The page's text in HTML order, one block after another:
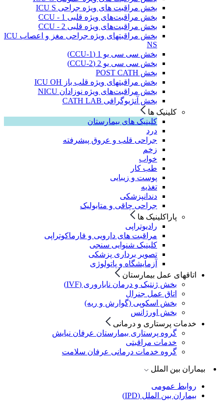
بخش مراقبت های ویژه جراحی ICU S
بخش مراقبت‌های ویژه قلبی CCU - 1
بخش مراقبت‌های ویژه قلبی CCU - 2
بخش مراقبتهای ویژه جراحی مغز و اعصاب ICU
NS
بخش سی سی یو 1 (CCU-1)
بخش سی سی یو 2 (CCU-2)
بخش POST CATH
بخش مراقبتهای ویژه قلب باز ICU OH
بخش مراقبت‌های ویژه نوزادان NICU
بخش آنژیوگرافی CATH LAB
کلینیک ها
کلینیک های بیمارستان
درد
جراحی قلب و عروق پیشرفته
زخم
خواب
طب کار
پوست و زیبایی
تغذیه
دندانپزشکی
جراحی چاقی و متابولیک
پاراکلینیک ها
رادیوتراپی
مراقبت های دارویی و فارماکوتراپی
کلینیک شنوایی سنجی
تصویر برداری پزشکی
آزمایشگاه و پاتولوژی
اتاقهای عمل بیمارستان
بخش ژنتیک و درمان ناباروری (IVF)
اتاق عمل جنرال
بخش اسکوپی (گوارش و ریه)
بخش اورژانس
خدمات پرستاری و درمانی
گروه پرستاری بیمارستان عرفان نیایش
خدمات مراقبتی
گروه خدمات درمانی عرفان سلامت
بیماران بین الملل
روابط عمومی
بیماران بین الملل (IPD)